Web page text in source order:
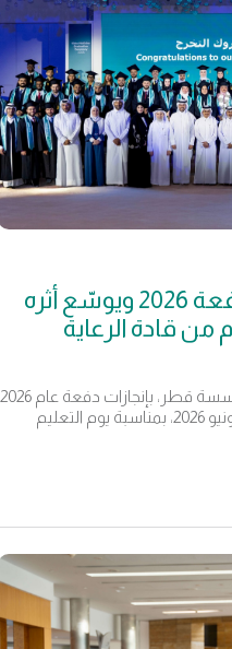
سدرة للطب يكرّم دفعة 2026 ويوسّع أثره
من قادة الرعاية
احتفل سدرة للطب، عضو مؤسسة قطر، بإنجازات دفعة عام 2026
خلال حفل تخريج أقيم في 30 يونيو 2026، بمناسبة يوم التعليم